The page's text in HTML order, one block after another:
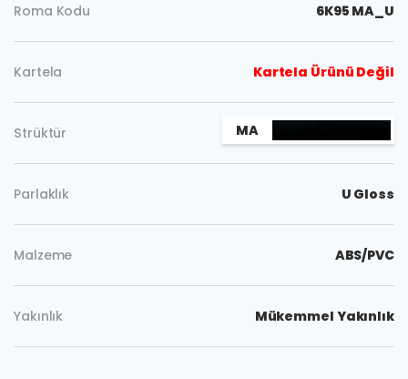
Roma Kodu 6K95 MA_U
Kartela Kartela Ürünü Değil
Strüktür MA
Parlaklık U Gloss
Malzeme ABS/PVC
Yakınlık Mükemmel Yakınlık
Kopyala